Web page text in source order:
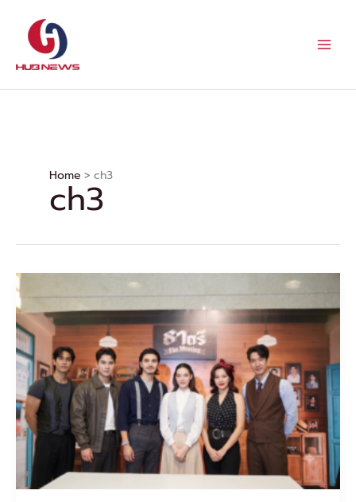
content
Home ch3
ch3
จี
น่า”
นำ
นัก
แสดง
“ธาตรี”
จัด
เต็ม
ความ
สนุก
งาน